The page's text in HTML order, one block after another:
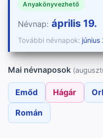
Anyakönyvezhető
Névnap: április 19.
További névnapok: június
Mai névnaposok
Emőd Hágár
Román